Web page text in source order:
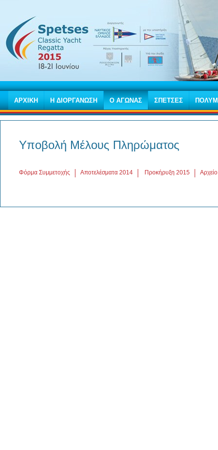
ΑΡΧΙΚΗ Η ΔΙΟΡΓΑΝΩΣΗ Ο ΑΓΩΝΑΣ ΣΠΕΤΣΕΣ
Υποβολή Μέλους Πληρώματος
Φόρμα Συμμετοχής Αποτελέσματα 2014 Προκήρυξη 2015 Αρχείο